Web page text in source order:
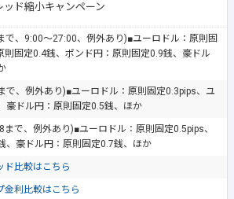
ド縮小キャンペーン
で、9:00～27:00、例外あり)■ユーロドル：原則固
則固定0.4銭、ポンド円：原則固定0.9銭、豪ドル
で、例外あり)■ユーロドル：原則固定0.3pips、ユ
豪ドル円：原則固定0.5銭、ほか
まで、例外あり)■ユーロドル：原則固定0.5pips、
、豪ドル円：原則固定0.7銭、ほか
ド比較はこちら
金利比較はこちら